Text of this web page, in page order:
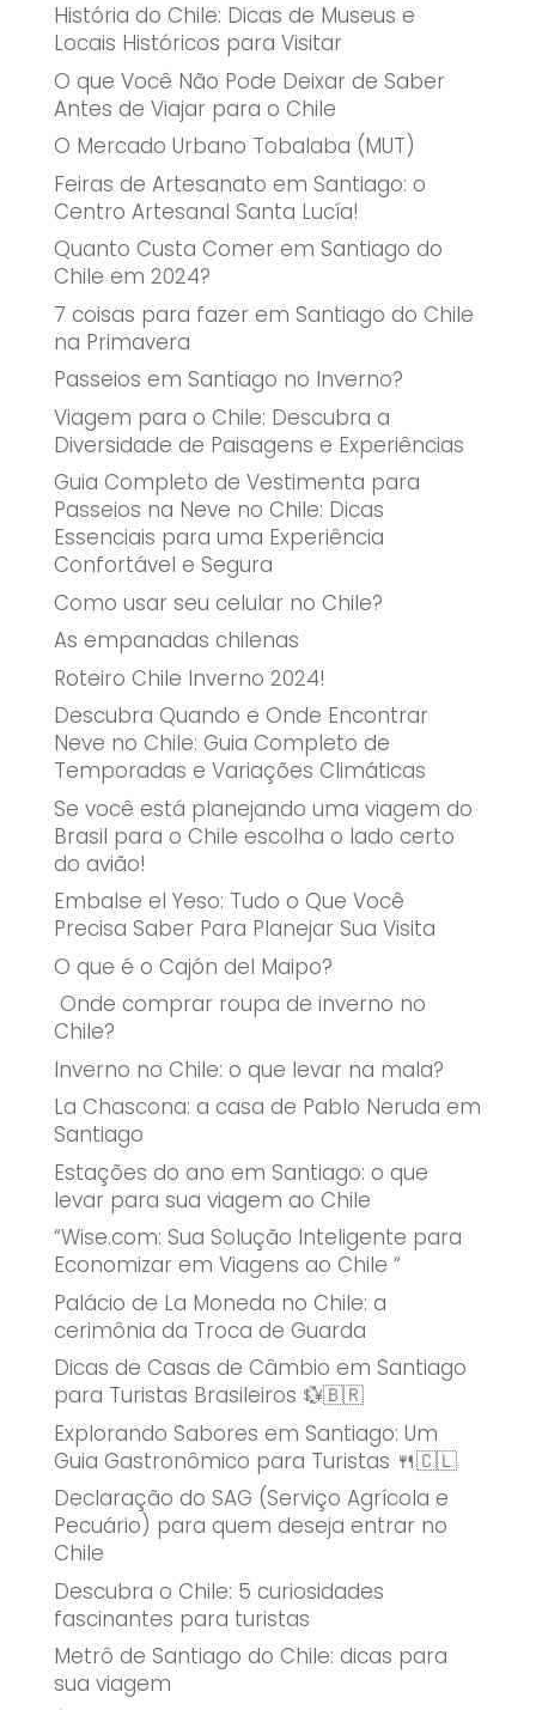
História do Chile: Dicas de Museus e
Locais Históricos para Visitar
O que Você Não Pode Deixar de Saber
Antes de Viajar para o Chile
O Mercado Urbano Tobalaba (MUT)
Feiras de Artesanato em Santiago: o
Centro Artesanal Santa Lucía!
Quanto Custa Comer em Santiago do
Chile em 2024?
7 coisas para fazer em Santiago do Chile
na Primavera
Passeios em Santiago no Inverno?
Viagem para o Chile: Descubra a
Diversidade de Paisagens e Experiências
Guia Completo de Vestimenta para
Passeios na Neve no Chile: Dicas
Essenciais para uma Experiência
Confortável e Segura
Como usar seu celular no Chile?
As empanadas chilenas
Roteiro Chile Inverno 2024!
Descubra Quando e Onde Encontrar
Neve no Chile: Guia Completo de
Temporadas e Variações Climáticas
Se você está planejando uma viagem do
Brasil para o Chile escolha o lado certo
do avião!
Embalse el Yeso: Tudo o Que Você
Precisa Saber Para Planejar Sua Visita
O que é o Cajón del Maipo?
Onde comprar roupa de inverno no
Chile?
Inverno no Chile: o que levar na mala?
La Chascona: a casa de Pablo Neruda em
Santiago
Estações do ano em Santiago: o que
levar para sua viagem ao Chile
“Wise.com: Sua Solução Inteligente para
Economizar em Viagens ao Chile “
Palácio de La Moneda no Chile: a
cerimônia da Troca de Guarda
Dicas de Casas de Câmbio em Santiago
para Turistas Brasileiros 💱🇧🇷
Explorando Sabores em Santiago: Um
Guia Gastronômico para Turistas 🍴🇨🇱
Declaração do SAG (Serviço Agrícola e
Pecuário) para quem deseja entrar no
Chile
Descubra o Chile: 5 curiosidades
fascinantes para turistas
Metrô de Santiago do Chile: dicas para
sua viagem